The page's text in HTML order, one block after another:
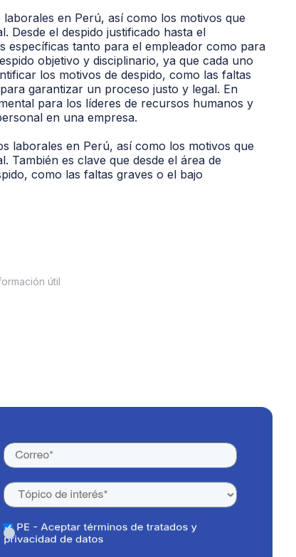
en Perú, así como los motivos que
Desde el despido justificado hasta el
específicas tanto para el empleador como para
objetivo y disciplinario, ya que cada uno
los motivos de despido, como las faltas
garantizar un proceso justo y legal. En
para los líderes de recursos humanos y
en una empresa.
laborales en Perú, así como los motivos que
También es clave que desde el área de
como las faltas graves o el bajo
útil